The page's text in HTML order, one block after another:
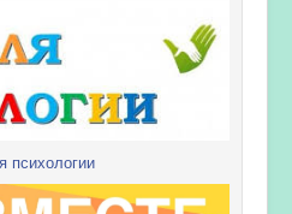
психологии